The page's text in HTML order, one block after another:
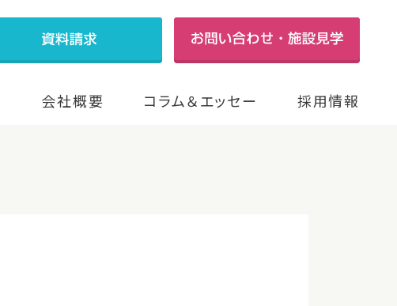
会社概要 コラム＆エッセー 採用情報